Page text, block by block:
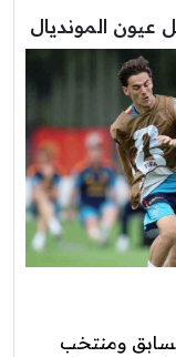
عيون المونديال
ومنتخب